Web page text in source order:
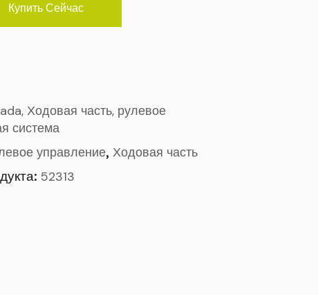
Купить Сейчас
Ходовая часть, рулевое
система
управление,Ходовая часть
52313